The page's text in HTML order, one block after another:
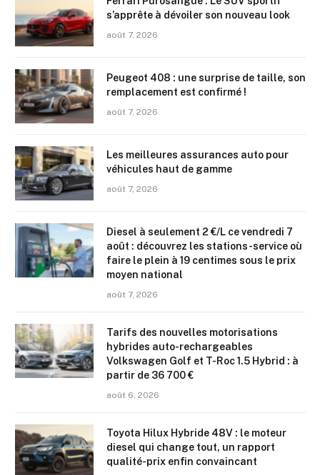
s’apprête à dévoiler son nouveau look
août 7, 2026
Peugeot 408 : une surprise de taille, son
remplacement est confirmé !
août 7, 2026
Les meilleures assurances auto pour
véhicules haut de gamme
août 7, 2026
Diesel à seulement 2 €/L ce vendredi 7
août : découvrez les stations-service où
faire le plein à 19 centimes sous le prix
moyen national
août 7, 2026
Tarifs des nouvelles motorisations
hybrides auto-rechargeables
Volkswagen Golf et T-Roc 1.5 Hybrid : à
partir de 36 700 €
août 6, 2026
Toyota Hilux Hybride 48V : le moteur
diesel qui change tout, un rapport
qualité-prix enfin convaincant